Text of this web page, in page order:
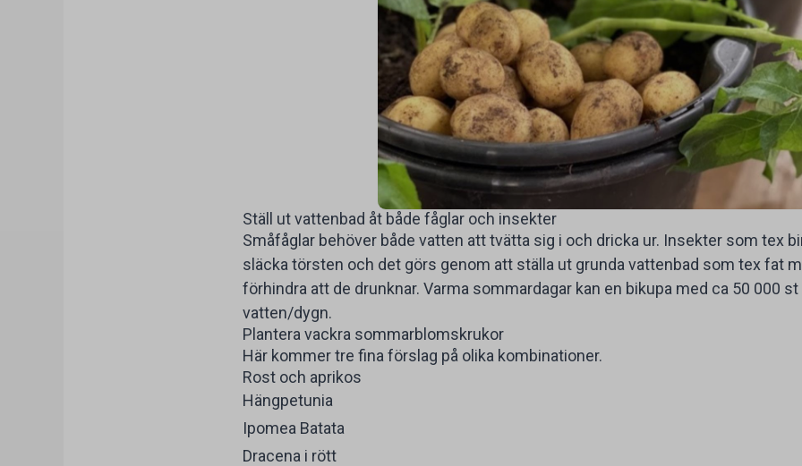
Ställ ut vattenbad åt både fåglar och insekter
Småfåglar behöver både vatten att tvätta sig i och dricka ur. Insekter som tex
släcka törsten och det görs genom att ställa ut grunda vattenbad som tex fat
förhindra att de drunknar. Varma sommardagar kan en bikupa med ca 50 000
vatten/dygn.
Plantera vackra sommarblomskrukor
Här kommer tre fina förslag på olika kombinationer.
Rost och aprikos
Hängpetunia
Ipomea Batata
Dracena i rött